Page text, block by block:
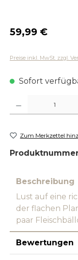
Regulärer Preis:
59,99 €
Preise inkl. MwSt. zzgl.
Sofort
Zum Merkzettel
Beschreibung
Lust auf eine
der flachen
paar
Bewertungen